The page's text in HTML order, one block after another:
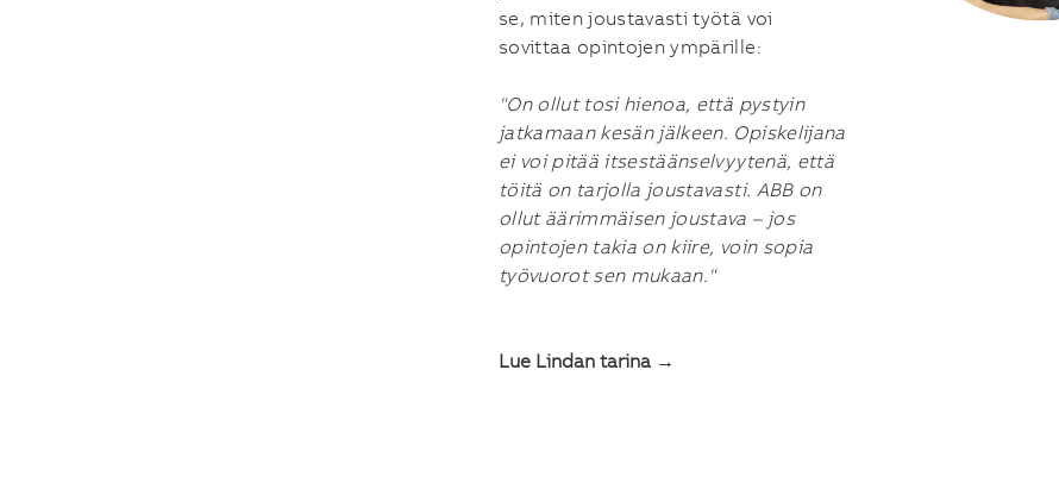
se, miten joustavasti työtä voi
sovittaa opintojen ympärille:
"On ollut tosi hienoa, että pystyin
jatkamaan kesän jälkeen. Opiskelijana
ei voi pitää itsestäänselvyytenä, että
töitä on tarjolla joustavasti. ABB on
ollut äärimmäisen joustava – jos
opintojen takia on kiire, voin sopia
työvuorot sen mukaan."
Lue Lindan tarina →